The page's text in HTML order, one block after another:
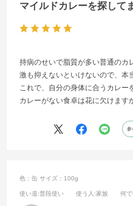
マイルドカレーを探して
持病のせいで脂質が多い普通のカ
激も抑えないといけないので、本
これで、自分の身体に合うカレー
カレーがない食卓は花に欠けます
参
色：缶 サイズ：100g
使い道:普段使い 使う人 :家族 何